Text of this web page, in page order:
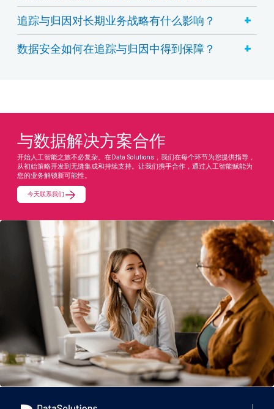
追踪与归因对长期业务战略有什么影响？ +
数据安全如何在追踪与归因中得到保障？ +
与数据解决方案合作
开始人工智能之旅不必复杂。在Data Solutions，我们在每个环节为您提供指导，
从初始策略开发到无缝集成和持续支持。让我们携手合作，通过人工智能赋能为
您的业务解锁新可能性。
今天联系我们